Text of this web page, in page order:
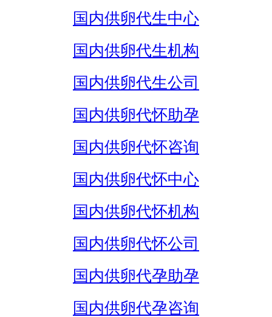
国内供卵代生中心
国内供卵代生机构
国内供卵代生公司
国内供卵代怀助孕
国内供卵代怀咨询
国内供卵代怀中心
国内供卵代怀机构
国内供卵代怀公司
国内供卵代孕助孕
国内供卵代孕咨询